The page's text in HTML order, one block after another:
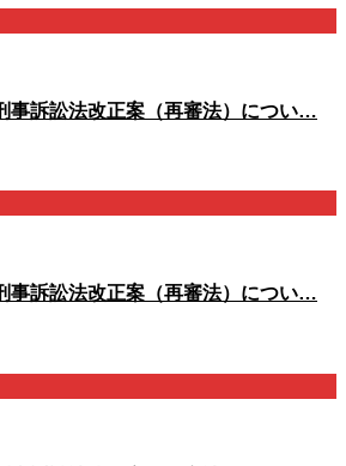
訴訟法改正案（再審法）につい…
訴訟法改正案（再審法）につい…